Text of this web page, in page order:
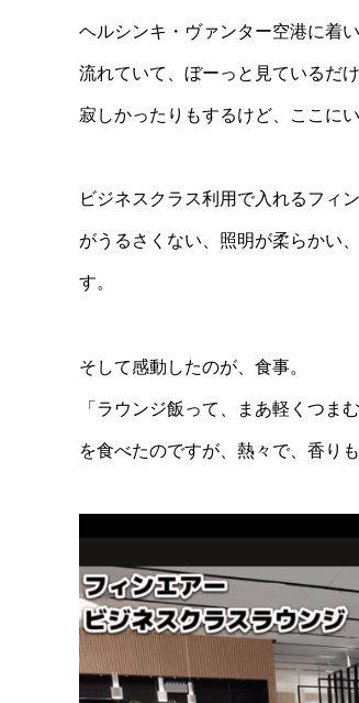
ヘルシンキ・ヴァンター空港に着
流れていて、ぼーっと見ているだ
寂しかったりもするけど、ここに
ビジネスクラス利用で入れるフィ
がうるさくない、照明が柔らかい
す。
そして感動したのが、食事。
「ラウンジ飯って、まあ軽くつま
を食べたのですが、熱々で、香り